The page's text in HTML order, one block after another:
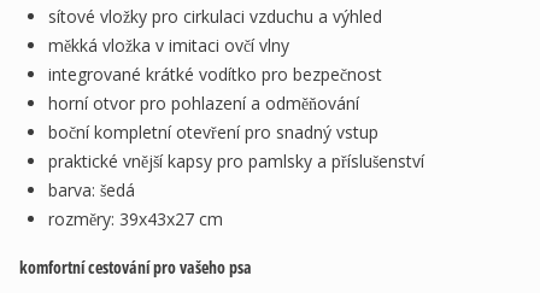
sítové vložky pro cirkulaci vzduchu a výhled
měkká vložka v imitaci ovčí vlny
integrované krátké vodítko pro bezpečnost
horní otvor pro pohlazení a odměňování
boční kompletní otevření pro snadný vstup
praktické vnější kapsy pro pamlsky a příslušenství
barva: šedá
rozměry: 39x43x27 cm
komfortní cestování pro vašeho psa